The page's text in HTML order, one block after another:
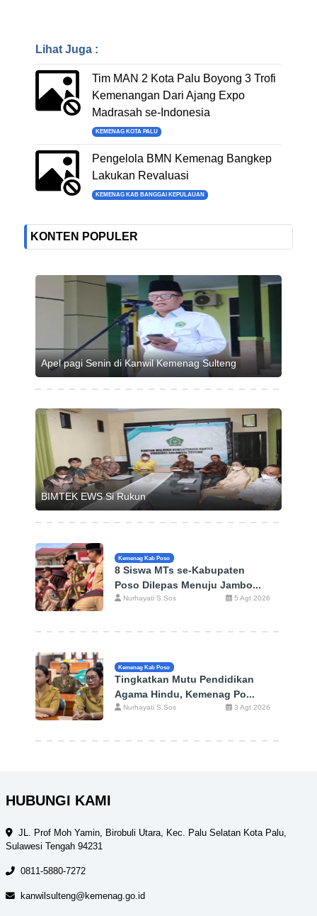
Lihat Juga :
Tim MAN 2 Kota Palu Boyong 3 Trofi
Kemenangan Dari Ajang Expo
Madrasah se-Indonesia
KEMENAG KOTA PALU
Pengelola BMN Kemenag Bangkep
Lakukan Revaluasi
KEMENAG KAB BANGGAI KEPULAUAN
KONTEN POPULER
Apel pagi Senin di Kanwil Kemenag Sulteng
BIMTEK EWS Si Rukun
Kemenag Kab Poso
8 Siswa MTs se-Kabupaten
Poso Dilepas Menuju Jambo...
Nurhayati S.Sos 5 Agt 2026
Kemenag Kab Poso
Tingkatkan Mutu Pendidikan
Agama Hindu, Kemenag Po...
Nurhayati S.Sos 3 Agt 2026
HUBUNGI KAMI
JL. Prof Moh Yamin, Birobuli Utara, Kec. Palu Selatan Kota Palu,
Sulawesi Tengah 94231
0811-5880-7272
kanwilsulteng@kemenag.go.id